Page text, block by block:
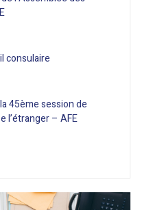
consulaire
45ème session de
l’étranger – AFE